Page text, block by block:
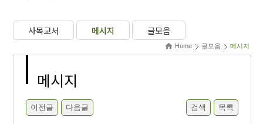
사목교서 메시지 글모음
Home 글모음 메시지
메시지
이전글 다음글 검색 목록